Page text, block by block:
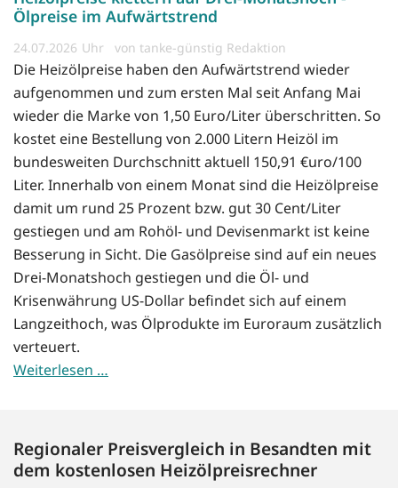
Ölpreise im Aufwärtstrend
24.07.2026 von tanke-günstig Redaktion
Die Heizölpreise haben den Aufwärtstrend wieder
aufgenommen und zum ersten Mal seit Anfang Mai
wieder die Marke von 1,50 Euro/Liter überschritten. So
kostet eine Bestellung von 2.000 Litern Heizöl im
bundesweiten Durchschnitt aktuell 150,91 €uro/100
Liter. Innerhalb von einem Monat sind die Heizölpreise
damit um rund 25 Prozent bzw. gut 30 Cent/Liter
gestiegen und am Rohöl- und Devisenmarkt ist keine
Besserung in Sicht. Die Gasölpreise sind auf ein neues
Drei-Monatshoch gestiegen und die Öl- und
Krisenwährung US-Dollar befindet sich auf einem
Langzeithoch, was Ölprodukte im Euroraum zusätzlich
verteuert.
Weiterlesen …
Regionaler Preisvergleich in Besandten mit
dem kostenlosen Heizölpreisrechner